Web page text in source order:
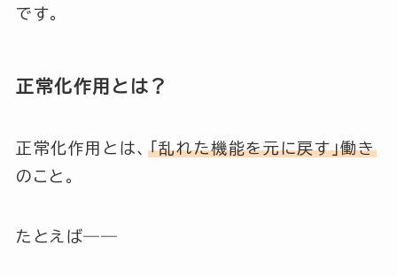
です。
正常化作用とは？
正常化作用とは、
「乱れた機能を元に戻す」働き
のこと。
たとえば――